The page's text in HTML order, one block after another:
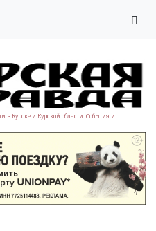
в Курске и Курской области. События и